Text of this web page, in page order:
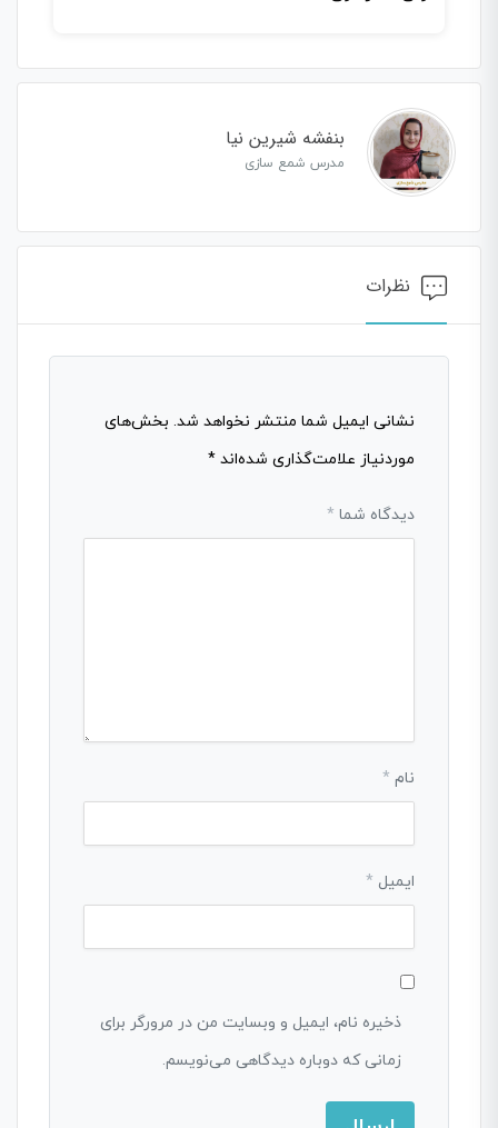
بنفشه شیرین نیا
مدرس شمع سازی
نظرات
نشانی ایمیل شما منتشر نخواهد شد. بخش‌های
موردنیاز علامت‌گذاری شده‌اند *
دیدگاه شما *
نام *
ایمیل *
ذخیره نام، ایمیل و وبسایت من در مرورگر برای
زمانی که دوباره دیدگاهی می‌نویسم.